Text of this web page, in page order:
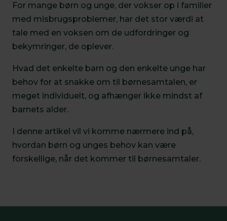
For mange børn og unge, der vokser op i familier
med misbrugsproblemer, har det stor værdi at
tale med en voksen om de udfordringer og
bekymringer, de oplever.
Hvad det enkelte barn og den enkelte unge har
behov for at snakke om til børnesamtalen, er
meget individuelt, og afhænger ikke mindst af
barnets alder.
I denne artikel vil vi komme nærmere ind på,
hvordan børn og unges behov kan være
forskellige, når det kommer til børnesamtaler.